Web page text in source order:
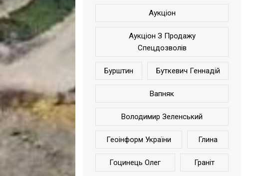
Аукціон
Аукціон З Продажу
Спецдозволів
Бурштин Буткевич Геннадій
Вапняк
Володимир Зеленський
Геоінформ України Глина
Гоцинець Олег Граніт